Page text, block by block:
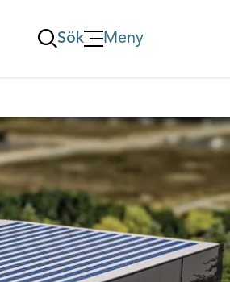
Sök
Öppna Meny
Meny